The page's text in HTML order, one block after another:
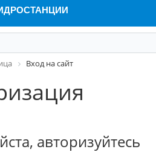
Вход на сайт
авторизуйтесь